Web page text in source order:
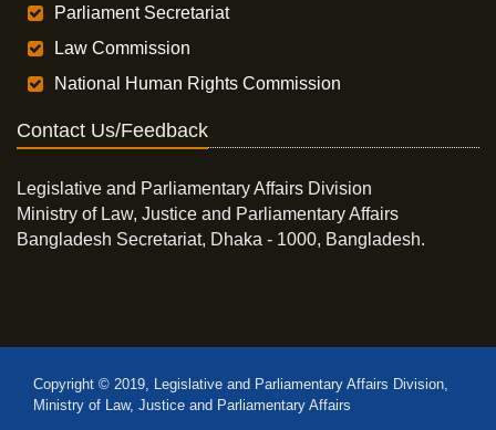
Parliament Secretariat
Law Commission
National Human Rights Commission
Contact Us/Feedback
Legislative and Parliamentary Affairs Division
Ministry of Law, Justice and Parliamentary Affairs
Bangladesh Secretariat, Dhaka - 1000, Bangladesh.
Copyright © 2019, Legislative and Parliamentary Affairs Division,
Ministry of Law, Justice and Parliamentary Affairs